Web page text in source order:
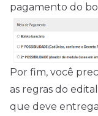
pagamento do
Por fim, você
as regras do
que deve